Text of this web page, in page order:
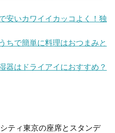
安いカワイイカッコよく！独
ちで簡単に料理はおつまみと
器はドライアイにおすすめ？
ティ東京の座席とスタンデ